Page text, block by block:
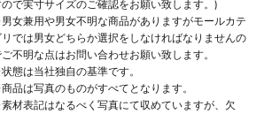
で実寸サイズのご確認をお願い致します。)
女兼用や男女不明な商品がありますがモールカテ
リでは男女どちらか選択をしなければなりませんの
不明な点はお問い合わせお願い致します。
態は当社独自の基準です。
品は写真のものがすべてとなります。
材表記はなるべく写真にて収めていますが、欠